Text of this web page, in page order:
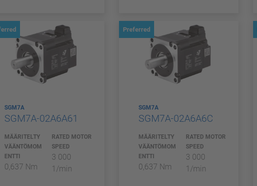
SGM7A
SGM7A-02A6A61
MÄÄRITELTY
VÄÄNTÖMOM
ENTTI
0,637 Nm
RATED MOTOR
SPEED
3 000
1/min
Preferred
SGM7A
SGM7A-02A6A6C
MÄÄRITELTY
VÄÄNTÖMOM
ENTTI
0,637 Nm
RATED MOTOR
SPEED
3 000
1/min